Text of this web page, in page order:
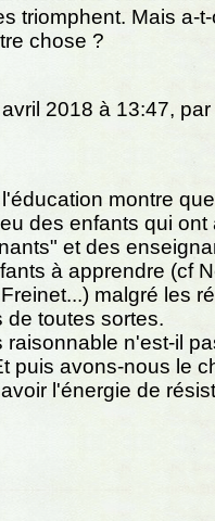
triomphent. Mais a-
chose ?
2018 à 13:47, par
montre
des enfants qui ont
et des
à apprendre (cf
malgré les
de toutes sortes.
raisonnable n'est-il
puis avons-nous le
l'énergie de